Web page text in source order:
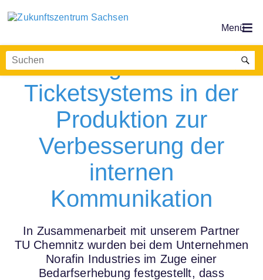
Digitales
Ticketsystems in der
Produktion zur
Verbesserung der
internen
Kommunikation
In Zusammenarbeit mit unserem Partner
TU Chemnitz wurden bei dem Unternehmen
Norafin Industries im Zuge einer
Bedarfserhebung festgestellt, dass